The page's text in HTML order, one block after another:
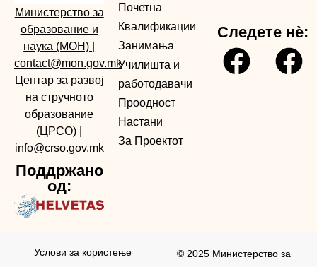
Министерство за
образование и
наука (МОН)
contact@mon.gov.mk
Центар за развој
на стручното
образование
(ЦРСО)
info@crso.gov.mk
Поддржано
од:
Почетна
Квалификации
Занимања
Училишта и
работодавачи
Проодност
Настани
За Проектот
Следете нè:
© 2025 Министерство за
Услови за користењe